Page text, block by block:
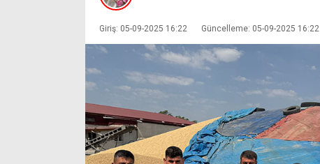
Giriş: 05-09-2025 16:22 Güncelleme: 05-09-2025 16:22